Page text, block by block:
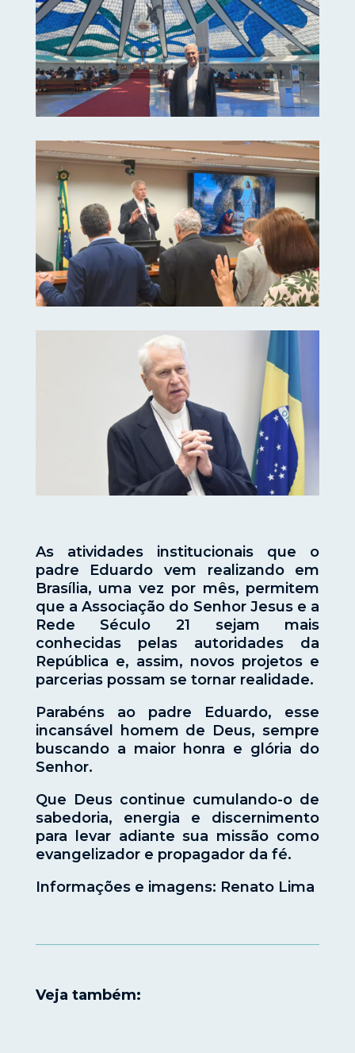
As atividades institucionais que o
padre Eduardo vem realizando em
Brasília, uma vez por mês, permitem
que a Associação do Senhor Jesus e a
Rede Século 21 sejam mais
conhecidas pelas autoridades da
República e, assim, novos projetos e
parcerias possam se tornar realidade.
Parabéns ao padre Eduardo, esse
incansável homem de Deus, sempre
buscando a maior honra e glória do
Senhor.
Que Deus continue cumulando-o de
sabedoria, energia e discernimento
para levar adiante sua missão como
evangelizador e propagador da fé.
Informações e imagens: Renato Lima
Veja também: